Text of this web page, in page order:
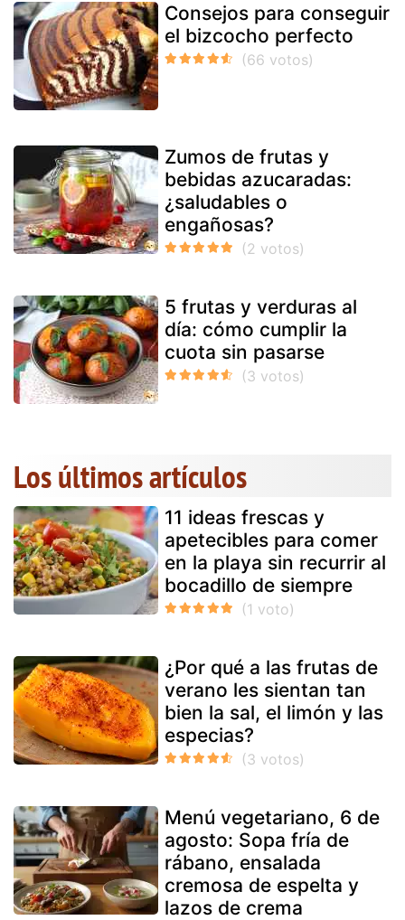
Consejos para conseguir
el bizcocho perfecto
Zumos de frutas y
bebidas azucaradas:
¿saludables o
engañosas?
5 frutas y verduras al
día: cómo cumplir la
cuota sin pasarse
Los últimos artículos
11 ideas frescas y
apetecibles para comer
en la playa sin recurrir al
bocadillo de siempre
¿Por qué a las frutas de
verano les sientan tan
bien la sal, el limón y las
especias?
Menú vegetariano, 6 de
agosto: Sopa fría de
rábano, ensalada
cremosa de espelta y
lazos de crema